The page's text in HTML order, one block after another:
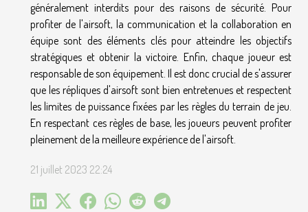
généralement interdits pour des raisons de sécurité. Pour
profiter de l'airsoft, la communication et la collaboration en
équipe sont des éléments clés pour atteindre les objectifs
stratégiques et obtenir la victoire. Enfin, chaque joueur est
responsable de son équipement. Il est donc crucial de s'assurer
que les répliques d'airsoft sont bien entretenues et respectent
les limites de puissance fixées par les règles du terrain de jeu.
En respectant ces règles de base, les joueurs peuvent profiter
pleinement de la meilleure expérience de l'airsoft.
21 juillet 2023 22:24